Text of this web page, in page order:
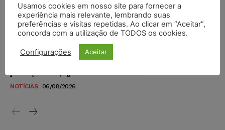
TSE reforça que sistemas das urnas eletrônicas tornam-se
invioláveis após assinatura digital e lacração
proibição dos jogos de azar no Brasil
NOTÍCIAS 06/08/2026
Usamos cookies em nosso site para fornecer a
experiência mais relevante, lembrando suas
preferências e visitas repetidas. Ao clicar em “Aceitar”,
concorda com a utilização de TODOS os cookies.
Configurações Aceitar